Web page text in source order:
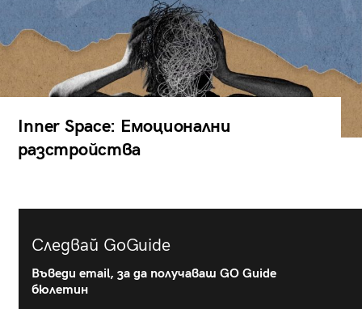
Inner Space: Емоционални
разстройства
Следвай GoGuide
Въведи email, за да получаваш GO Guide
бюлетин